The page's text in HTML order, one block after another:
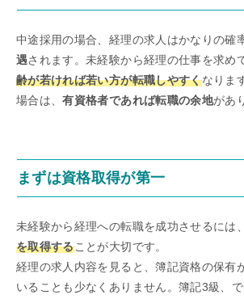
中途採用の場合、経理の求人はかなりの確
遇されます。未経験から経理の仕事を求め
齢が若ければ若い方が転職しやすくなりま
場合は、有資格者であれば転職の余地があ
まずは資格取得が第一
未経験から経理への転職を成功させるには、
を取得することが大切です。
経理の求人内容を見ると、簿記資格の保有
いることも少なくありません。簿記3級、